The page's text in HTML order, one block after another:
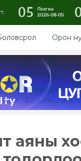
05
Лхагва
2026-08-05
Орон
аяны